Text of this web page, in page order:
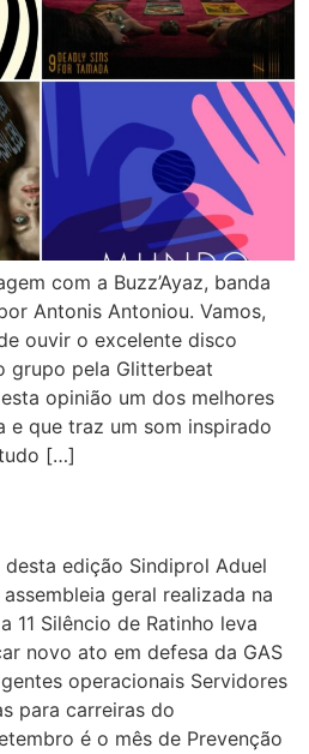
com a Buzz’Ayaz, banda
Antonis Antoniou. Vamos,
ouvir o excelente disco
grupo pela Glitterbeat
opinião um dos melhores
e que traz um som inspirado
[…]
edição Sindiprol Aduel
geral realizada na
11 Silêncio de Ratinho leva
novo ato em defesa da GAS
operacionais Servidores
para carreiras do
é o mês de Prevenção